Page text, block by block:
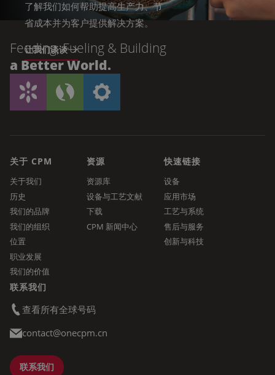
了解我们如何帮助提高生产力、节
省成本并为客户提供解决方案。
让我们谈谈
Feeding, Fueling & Building
a Better World.
关于 CPM
关于我们
历史
我们的品牌
我们的组织
位置
职业发展
我们的价值
资源
资源库
设备与工艺文献
下载
CPM 新闻中心
快速链接
设备
应用市场
工艺与系统
售后与服务
创新与科技
联系我们
查看所有全球号码
contact@onecpm.cn
联系我们